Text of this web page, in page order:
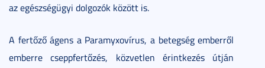
az egészségügyi dolgozók között is.
A fertőző ágens a Paramyxovírus, a betegség emberről
emberre cseppfertőzés, közvetlen érintkezés útján